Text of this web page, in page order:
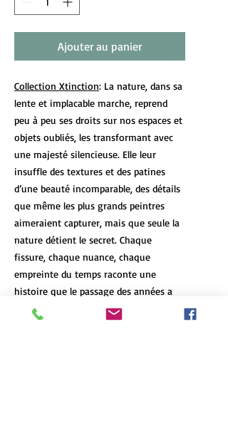
Ajouter au panier
Collection Xtinction: La nature, dans sa
lente et implacable marche, reprend
peu à peu ses droits sur nos espaces et
objets oubliés, les transformant avec
une majesté silencieuse. Elle leur
insuffle des textures et des patines
d’une beauté incomparable, des détails
que même les plus grands peintres
aimeraient capturer, mais que seule la
nature détient le secret. Chaque
fissure, chaque nuance, chaque
empreinte du temps raconte une
histoire que le passage des années a
laissée, un témoignage vivant de la